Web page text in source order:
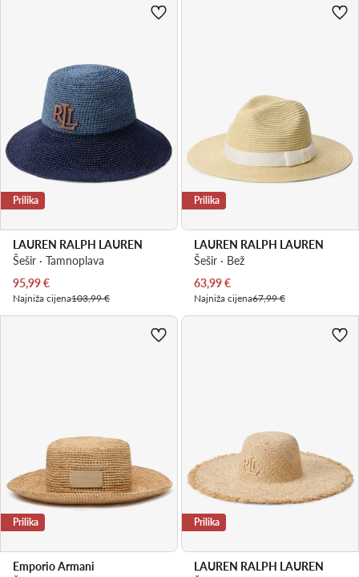
Prilika
LAUREN RALPH LAUREN
Šešir · Tamnoplava
Trenutna cijena
95,99€
Najniža cijena103,99 €
Prilika
LAUREN RALPH LAUREN
Šešir · Bež
Trenutna cijena
63,99€
Najniža cijena67,99 €
Prilika
Emporio Armani
Prilika
LAUREN RALPH LAUREN